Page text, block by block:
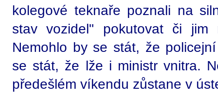
kolegové teknaře poznali na
stav vozidel" pokutovat či jim
Nemohlo by se stát, že
se stát, že lže i ministr vnitra.
předešlém víkendu zůstane v